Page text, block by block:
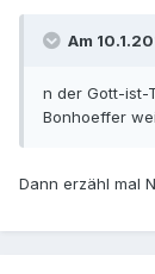
Am
n der Gott-ist-
Bonhoeffer
Dann erzähl mal